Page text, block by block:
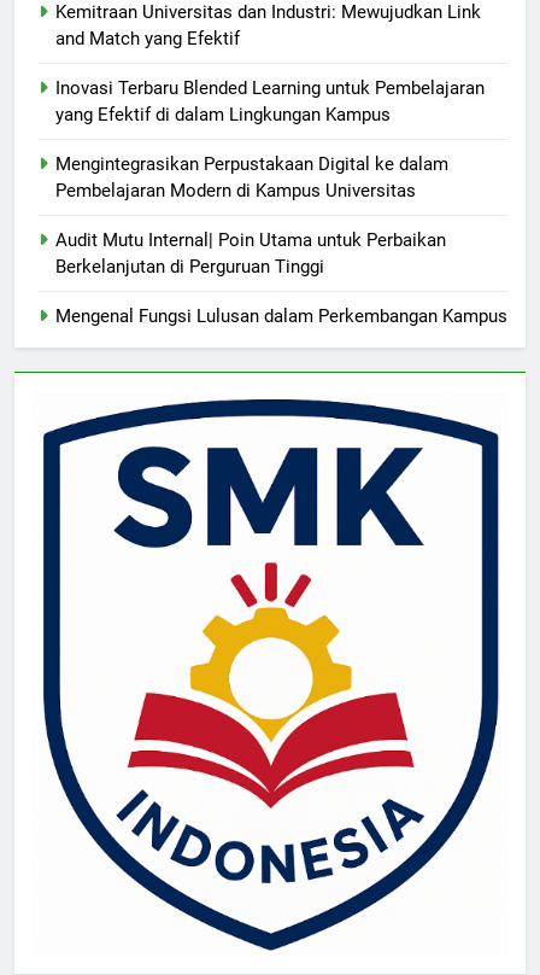
Kemitraan Universitas dan Industri: Mewujudkan Link
and Match yang Efektif
Inovasi Terbaru Blended Learning untuk Pembelajaran
yang Efektif di dalam Lingkungan Kampus
Mengintegrasikan Perpustakaan Digital ke dalam
Pembelajaran Modern di Kampus Universitas
Audit Mutu Internal| Poin Utama untuk Perbaikan
Berkelanjutan di Perguruan Tinggi
Mengenal Fungsi Lulusan dalam Perkembangan Kampus